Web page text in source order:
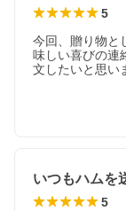
5
今回、贈り物と
味しい喜びの連
文したいと思い
5